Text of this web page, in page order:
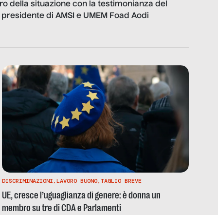
della situazione con la testimonianza del
di AMSI e UMEM Foad Aodi
DISCRIMINAZIONI,LAVORO BUONO,TAGLIO BREVE
UE, cresce l’uguaglianza di genere: è donna un
membro su tre di CDA e Parlamenti